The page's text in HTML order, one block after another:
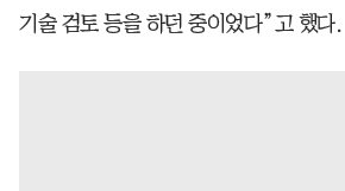
기술 검토 등을 하던 중이었다”고 했다.